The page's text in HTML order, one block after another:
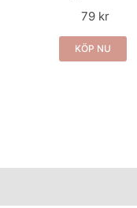
79 kr
KÖP NU